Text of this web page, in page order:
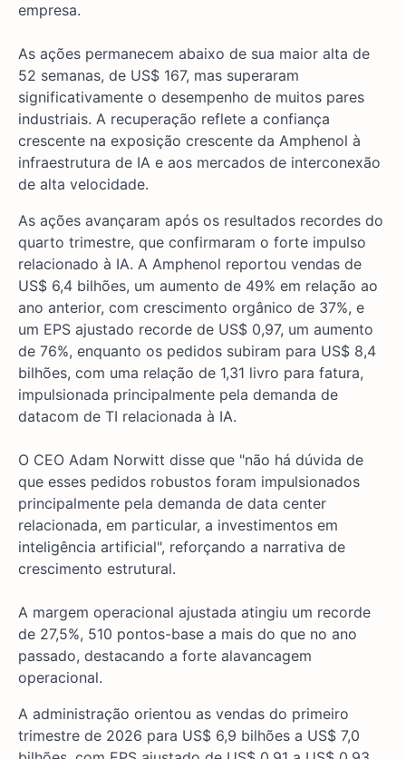
empresa.
As ações permanecem abaixo de sua maior alta de
52 semanas, de US$ 167, mas superaram
significativamente o desempenho de muitos pares
industriais. A recuperação reflete a confiança
crescente na exposição crescente da Amphenol à
infraestrutura de IA e aos mercados de interconexão
de alta velocidade.
As ações avançaram após os resultados recordes do
quarto trimestre, que confirmaram o forte impulso
relacionado à IA. A Amphenol reportou vendas de
US$ 6,4 bilhões, um aumento de 49% em relação ao
ano anterior, com crescimento orgânico de 37%, e
um EPS ajustado recorde de US$ 0,97, um aumento
de 76%, enquanto os pedidos subiram para US$ 8,4
bilhões, com uma relação de 1,31 livro para fatura,
impulsionada principalmente pela demanda de
datacom de TI relacionada à IA.
O CEO Adam Norwitt disse que "não há dúvida de
que esses pedidos robustos foram impulsionados
principalmente pela demanda de data center
relacionada, em particular, a investimentos em
inteligência artificial", reforçando a narrativa de
crescimento estrutural.
A margem operacional ajustada atingiu um recorde
de 27,5%, 510 pontos-base a mais do que no ano
passado, destacando a forte alavancagem
operacional.
A administração orientou as vendas do primeiro
trimestre de 2026 para US$ 6,9 bilhões a US$ 7,0